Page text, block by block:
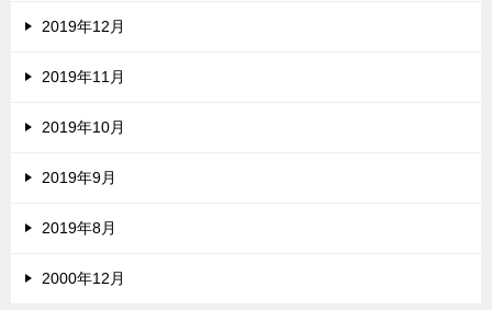
2019年12月
2019年11月
2019年10月
2019年9月
2019年8月
2000年12月